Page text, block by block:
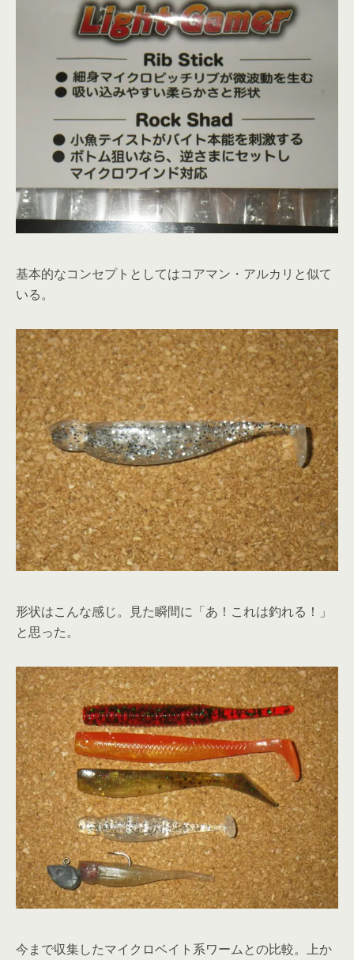
基本的なコンセプトとしてはコアマン・アルカリと似て
いる。
形状はこんな感じ。見た瞬間に「あ！これは釣れる！」
と思った。
今まで収集したマイクロベイト系ワームとの比較。上か